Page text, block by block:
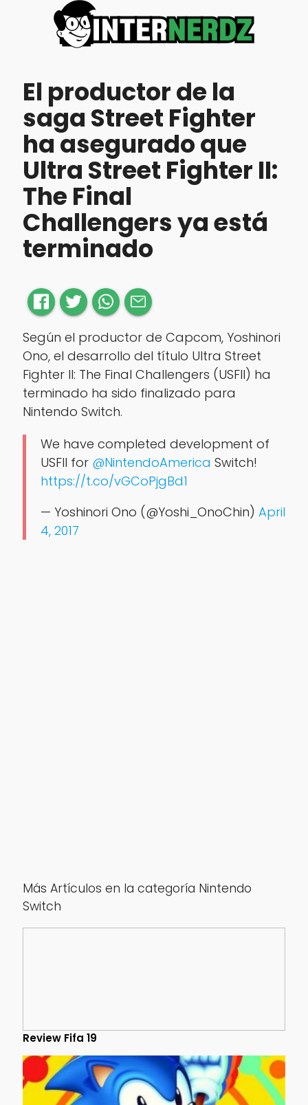
El productor de la
saga Street Fighter
ha asegurado que
Ultra Street Fighter II:
The Final
Challengers ya está
terminado
Según el productor de Capcom, Yoshinori
Ono, el desarrollo del título Ultra Street
Fighter II: The Final Challengers (USFII) ha
terminado ha sido finalizado para
Nintendo Switch.
We have completed development of
USFII for @NintendoAmerica Switch!
https://t.co/vGCoPjgBd1
— Yoshinori Ono (@Yoshi_OnoChin) April
4, 2017
Más Artículos en la categoría Nintendo
Switch
Review Fifa 19